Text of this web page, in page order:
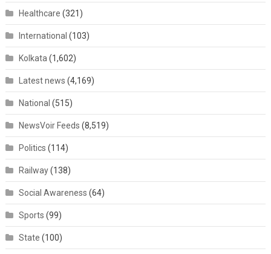
Healthcare (321)
International (103)
Kolkata (1,602)
Latest news (4,169)
National (515)
NewsVoir Feeds (8,519)
Politics (114)
Railway(138)
Social Awareness (64)
Sports (99)
State (100)